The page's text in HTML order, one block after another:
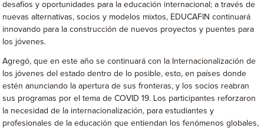
desafíos y oportunidades para la educación internacional; a través de
nuevas alternativas, socios y modelos mixtos, EDUCAFIN continuará
innovando para la construcción de nuevos proyectos y puentes para
los jóvenes.
Agregó, que en este año se continuará con la Internacionalización de
los jóvenes del estado dentro de lo posible, esto, en países donde
estén anunciando la apertura de sus fronteras, y los socios reabran
sus programas por el tema de COVID 19. Los participantes reforzaron
la necesidad de la internacionalización, para estudiantes y
profesionales de la educación que entiendan los fenómenos globales,